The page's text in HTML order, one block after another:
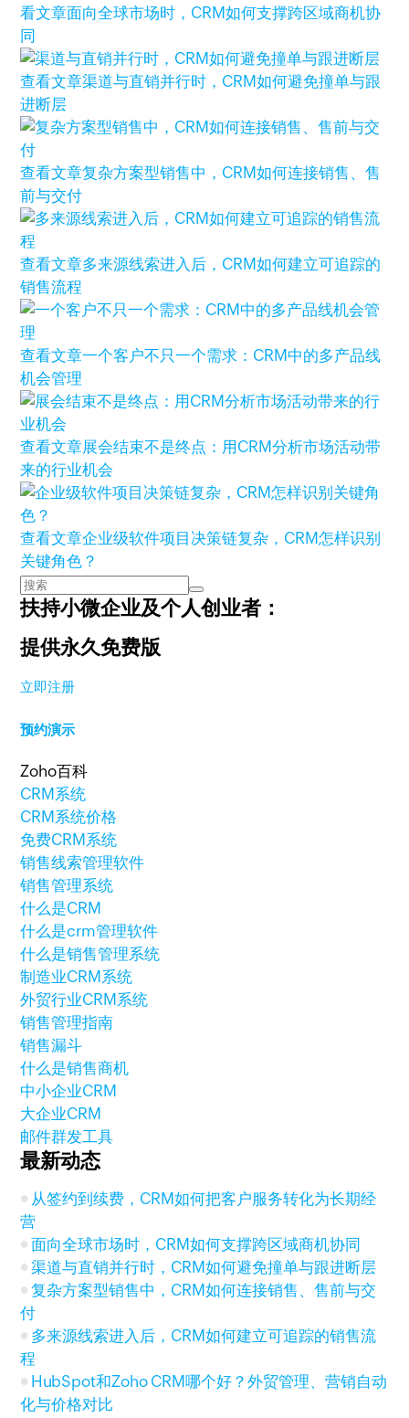
看文章面向全球市场时，CRM如何支撑跨区域商机协
同
查看文章渠道与直销并行时，CRM如何避免撞单与跟
进断层
查看文章复杂方案型销售中，CRM如何连接销售、售
前与交付
查看文章多来源线索进入后，CRM如何建立可追踪的
销售流程
查看文章一个客户不只一个需求：CRM中的多产品线
机会管理
查看文章展会结束不是终点：用CRM分析市场活动带
来的行业机会
查看文章企业级软件项目决策链复杂，CRM怎样识别
关键角色？
扶持小微企业及个人创业者：
提供永久免费版
立即注册
预约演示
Zoho百科
CRM系统
CRM系统价格
免费CRM系统
销售线索管理软件
销售管理系统
什么是CRM
什么是crm管理软件
什么是销售管理系统
制造业CRM系统
外贸行业CRM系统
销售管理指南
销售漏斗
什么是销售商机
中小企业CRM
大企业CRM
邮件群发工具
最新动态
从签约到续费，CRM如何把客户服务转化为长期经
营
面向全球市场时，CRM如何支撑跨区域商机协同
渠道与直销并行时，CRM如何避免撞单与跟进断层
复杂方案型销售中，CRM如何连接销售、售前与交
付
多来源线索进入后，CRM如何建立可追踪的销售流
程
HubSpot和Zoho CRM哪个好？外贸管理、营销自动
化与价格对比